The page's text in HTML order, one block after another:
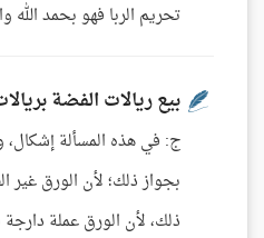
تحريم الربا فهو بحمد
بيع ريالات الفضة
ج: في هذه المسألة
بجواز ذلك؛ لأن الورق غير
ذلك، لأن الورق عملة